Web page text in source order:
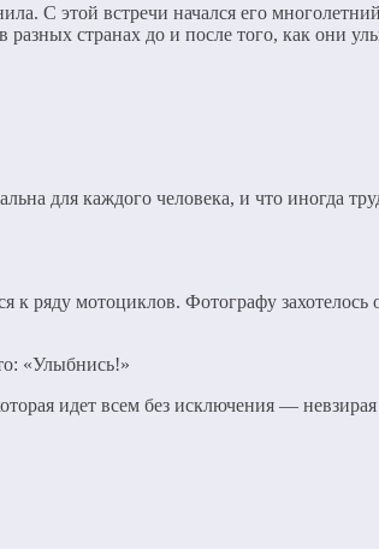
С этой встречи начался его
странах до и после того, как они
для каждого человека, и что иногда
ряду мотоциклов. Фотографу захотелось
«Улыбнись!»
идет всем без исключения —